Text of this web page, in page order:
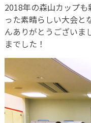
2018年の森山カップ
った素晴らしい大会と
んありがとうございま
までした！